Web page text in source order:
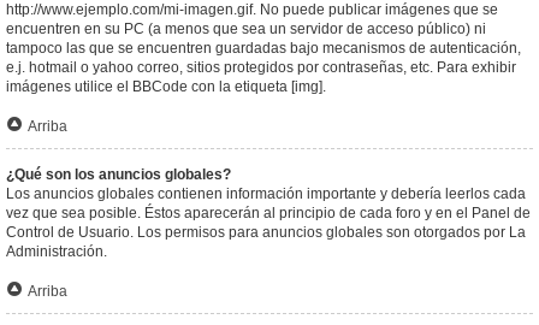
http://www.ejemplo.com/mi-imagen.gif. No puede publicar imágenes que se
encuentren en su PC (a menos que sea un servidor de acceso público) ni
tampoco las que se encuentren guardadas bajo mecanismos de autenticación,
e.j. hotmail o yahoo correo, sitios protegidos por contraseñas, etc. Para exhibir
imágenes utilice el BBCode con la etiqueta [img].
Arriba
¿Qué son los anuncios globales?
Los anuncios globales contienen información importante y debería leerlos cada
vez que sea posible. Éstos aparecerán al principio de cada foro y en el Panel de
Control de Usuario. Los permisos para anuncios globales son otorgados por La
Administración.
Arriba